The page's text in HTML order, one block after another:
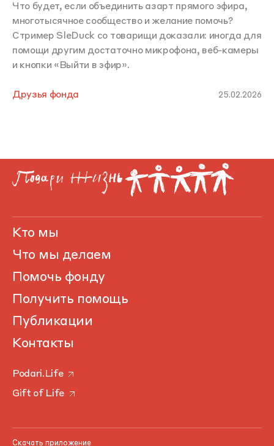
Что будет, если объединить азарт прямого эфира,
многотысячное сообщество и желание помочь?
Стример SleDuck со товарищи доказали: иногда для
помощи другим достаточно микрофона, веб-камеры
и кнопки «Выйти в эфир».
Друзья фонда 25.02.2026
Кто мы
Что мы делаем
Помочь фонду
Получить помощь
Публикации
Контакты
Podari.Life
Gift of Life
Скачать приложение